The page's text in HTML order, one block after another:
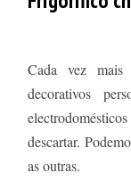
Cada vez
decorativos
descartar.
as outras.